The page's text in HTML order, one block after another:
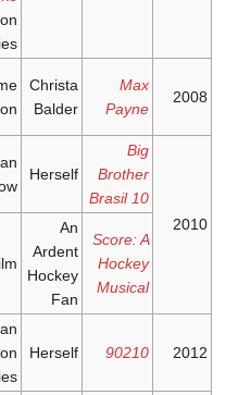
series
Payne
Christa
Balder
game
Brother
Brasil 10
Herself
show
Score: A
Hockey
Musical
Ardent
Hockey
film
90210
Herself
series